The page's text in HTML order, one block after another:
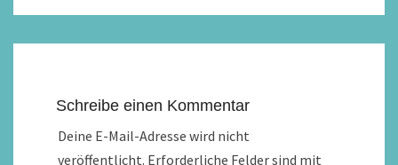
Schreibe einen Kommentar
Deine E-Mail-Adresse wird nicht
veröffentlicht. Erforderliche Felder sind mit